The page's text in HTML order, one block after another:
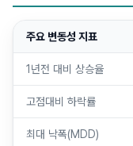
주요 변동성 지표
1년전 대비 상승율
고점대비 하락률
최대 낙폭(MDD)